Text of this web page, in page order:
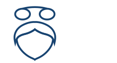
content